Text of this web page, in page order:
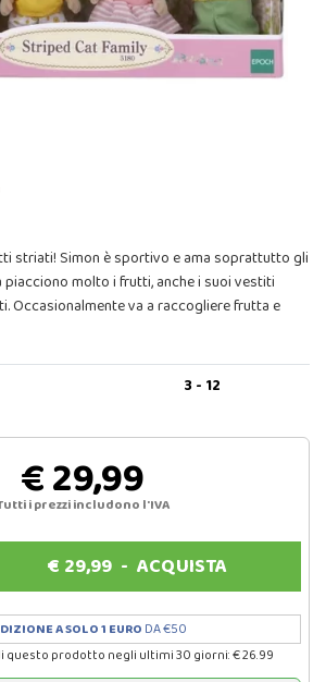
striati! Simon è sportivo e ama soprattutto gli
piacciono molto i frutti, anche i suoi vestiti
Occasionalmente va a raccogliere frutta e
3 - 12
€ 29,99
i prezzi includono l'IVA
€ 29,99 -ACQUISTA
A SOLO 1 EURO DA €50
questo prodotto negli ultimi 30 giorni: € 26.99